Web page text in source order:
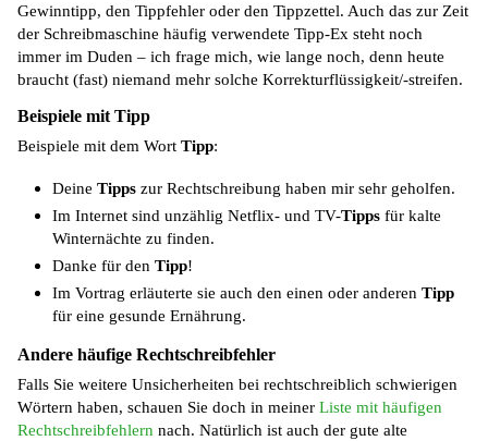
Gewinntipp, den Tippfehler oder den Tippzettel. Auch das zur Zeit
der Schreibmaschine häufig verwendete Tipp-Ex steht noch
immer im Duden – ich frage mich, wie lange noch, denn heute
braucht (fast) niemand mehr solche Korrekturflüssigkeit/-streifen.
Beispiele mit Tipp
Beispiele mit dem WortTipp:
DeineTipps zur Rechtschreibung haben mir sehr geholfen.
Im Internet sind unzählig Netflix- und TV-Tipps für kalte
Winternächte zu finden.
Danke für denTipp!
Im Vortrag erläuterte sie auch den einen oder anderenTipp
für eine gesunde Ernährung.
Andere häufige Rechtschreibfehler
Falls Sie weitere Unsicherheiten bei rechtschreiblich schwierigen
Wörtern haben, schauen Sie doch in meinerListe mit häufigen
Rechtschreibfehlern nach. Natürlich ist auch der gute alte